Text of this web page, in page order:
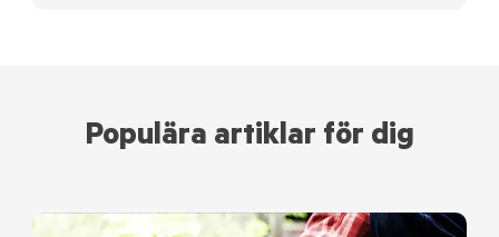
Populära artiklar för dig